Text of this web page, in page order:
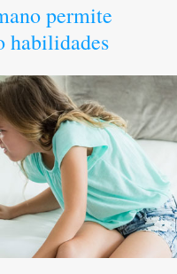
permite
habilidades